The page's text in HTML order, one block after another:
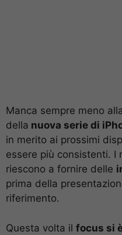
Manca sempre meno
della nuova serie di
in merito ai prossimi
essere più consistenti. I
riescono a fornire delle
prima della
riferimento.
Questa volta il focus si